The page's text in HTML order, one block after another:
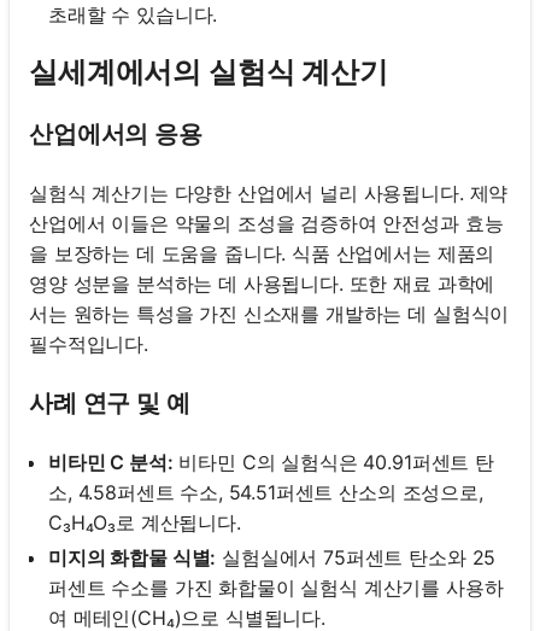
초래할 수 있습니다.
실세계에서의 실험식 계산기
산업에서의 응용
실험식 계산기는 다양한 산업에서 널리 사용됩니다. 제약
산업에서 이들은 약물의 조성을 검증하여 안전성과 효능
을 보장하는 데 도움을 줍니다. 식품 산업에서는 제품의
영양 성분을 분석하는 데 사용됩니다. 또한 재료 과학에
서는 원하는 특성을 가진 신소재를 개발하는 데 실험식이
필수적입니다.
사례 연구 및 예
비타민 C 분석: 비타민 C의 실험식은 40.91퍼센트 탄
소, 4.58퍼센트 수소, 54.51퍼센트 산소의 조성으로,
C₃H₄O₃로 계산됩니다.
미지의 화합물 식별: 실험실에서 75퍼센트 탄소와 25
퍼센트 수소를 가진 화합물이 실험식 계산기를 사용하
여 메테인(CH₄)으로 식별됩니다.